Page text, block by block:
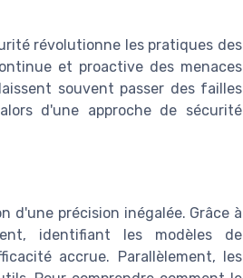
révolutionne les pratiques des
et proactive des menaces
souvent passer des failles
d'une approche de sécurité
d'une précision inégalée. Grâce à
identifiant les modèles de
accrue. Parallèlement, les